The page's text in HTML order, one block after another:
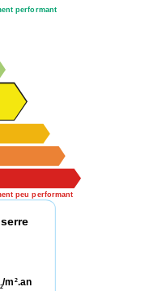
performant
peu performant
2/m 2.an